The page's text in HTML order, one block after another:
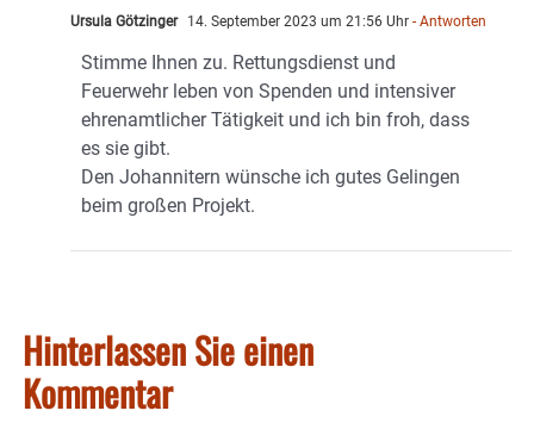
Ursula Götzinger 14. September 2023 um 21:56 Uhr - Antworten
Stimme Ihnen zu. Rettungsdienst und
Feuerwehr leben von Spenden und intensiver
ehrenamtlicher Tätigkeit und ich bin froh, dass
es sie gibt.
Den Johannitern wünsche ich gutes Gelingen
beim großen Projekt.
Hinterlassen Sie einen
Kommentar